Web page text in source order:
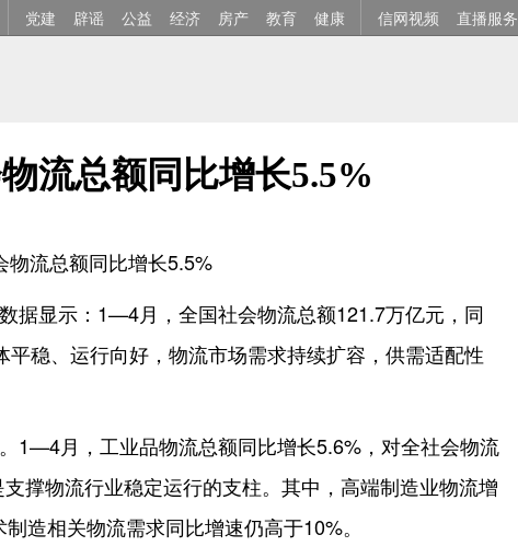
党建 辟谣 公益 经济 房产 教育 健康 信网视频 直播服务
流总额同比增长5.5%
物流总额同比增长5.5%
据显示：1—4月，全国社会物流总额121.7万亿元，同
平稳、运行向好，物流市场需求持续扩容，供需适配性
1—4月，工业品物流总额同比增长5.6%，对全社会物流
撑物流行业稳定运行的支柱。其中，高端制造业物流增
造相关物流需求同比增速仍高于10%。